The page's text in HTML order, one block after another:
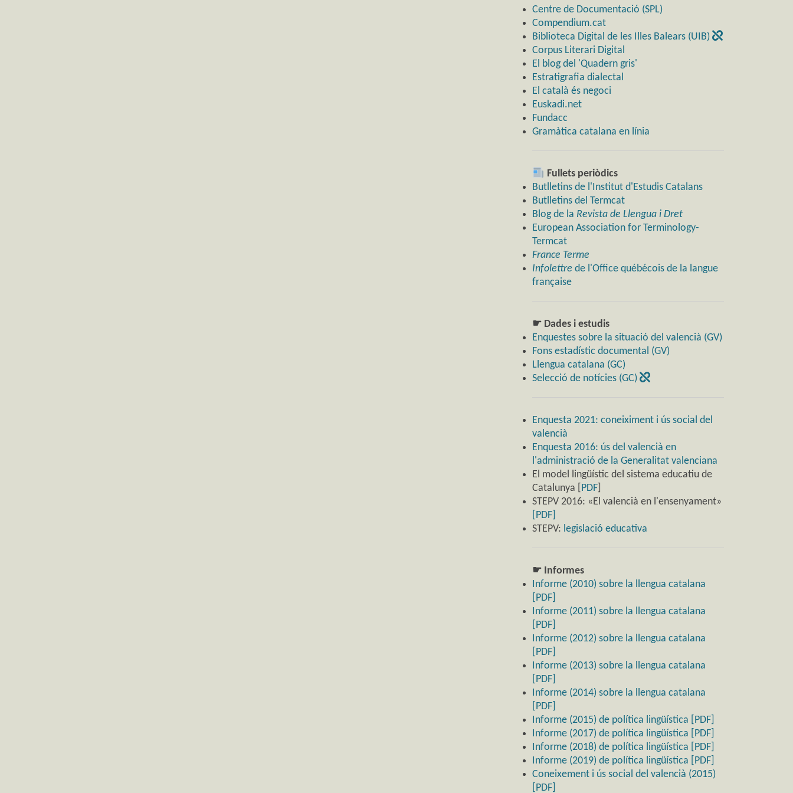
Centre de Documentació (SPL)
Compendium.cat
Biblioteca Digital de les Illes Balears (UIB)
Corpus Literari Digital
El blog del 'Quadern gris'
Estratigrafia dialectal
El català és negoci
Euskadi.net
Fundacc
Gramàtica catalana en línia
Fullets periòdics
Butlletins de l'Institut d'Estudis Catalans
Butlletins del Termcat
Blog de la Revista de Llengua i Dret
European Association for Terminology-
Termcat
France Terme
Infolettre de l'Office québécois de la langue
française
☛ Dades i estudis
Enquestes sobre la situació del valencià (GV)
Fons estadístic documental (GV)
Llengua catalana (GC)
Selecció de notícies (GC)
Enquesta 2021: coneiximent i ús social del
valencià
Enquesta 2016: ús del valencià en
l'administració de la Generalitat valenciana
El model lingüístic del sistema educatiu de
Catalunya [
PDF
STEPV 2016: «El valencià en l'ensenyament»
[PDF]
STEPV: legislació educativa
☛ Informes
Informe (2010) sobre la llengua catalana
[PDF]
Informe (2011) sobre la llengua catalana
[PDF]
Informe (2012) sobre la llengua catalana
[PDF]
Informe (2013) sobre la llengua catalana
[PDF]
Informe (2014) sobre la llengua catalana
[PDF]
Informe (2015) de política lingüística [PDF]
Informe (2017) de política lingüística [PDF]
Informe (2018) de política lingüística [PDF]
Informe (2019) de política lingüística [PDF]
Coneixement i ús social del valencià (2015)
[PDF]